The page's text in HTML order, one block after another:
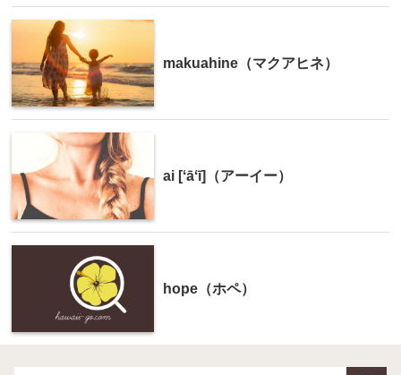
makuahine（マクアヒネ）
ai [ʻāʻī]（アーイー）
hope（ホペ）